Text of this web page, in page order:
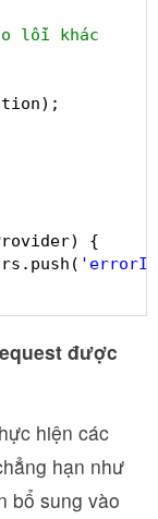
lỗi khác
{
được
hiện các
hạn như
bổ sung vào